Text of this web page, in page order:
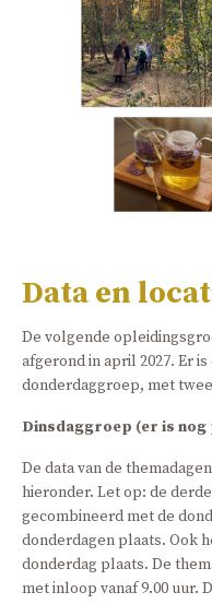
Data en
De volgende
afgerond in april 2027. Er
donderdaggroep, met
Dinsdaggroep (er is nog
De data van de
hieronder. Let op: de
gecombineerd met de
donderdagen plaats. Ook
donderdag plaats. De
met inloop vanaf 9.00 uur.